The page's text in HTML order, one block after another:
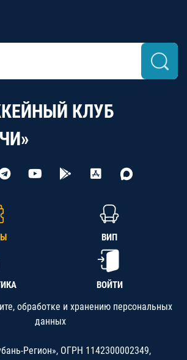
КЛУБ
ВИП
ВОЙТИ
обработке и хранению персональных
данных
Регион», ОГРН 1142300002349,